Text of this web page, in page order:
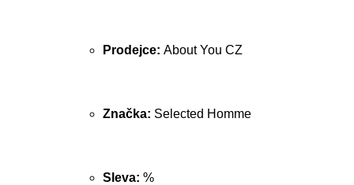
Prodejce: About You CZ
Značka: Selected Homme
Sleva: %